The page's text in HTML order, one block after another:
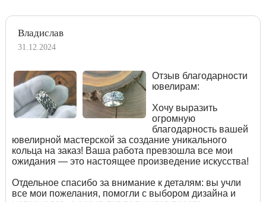
Владислав
31.12.2024
Отзыв благодарности
ювелирам:
Хочу выразить
огромную
благодарность вашей
ювелирной мастерской за создание уникального
кольца на заказ! Ваша работа превзошла все мои
ожидания — это настоящее произведение искусства!
Отдельное спасибо за внимание к деталям: вы учли
все мои пожелания, помогли с выбором дизайна и